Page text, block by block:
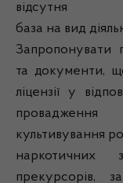
відсутня
база на вид
Запропонувати
та документи,
ліцензії у
культивування
наркотичних
прекурсорів,